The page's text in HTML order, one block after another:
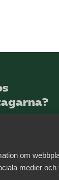
om
medier och